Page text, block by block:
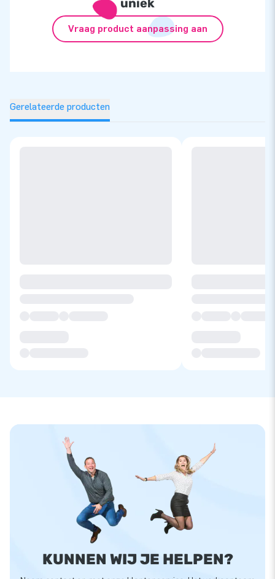
Vraag product aanpassing aan
Gerelateerde producten
KUNNEN WIJ JE HELPEN?